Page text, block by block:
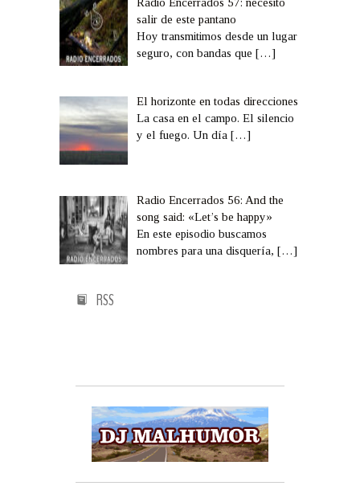
salir de este pantano
Hoy transmitimos desde un lugar
seguro, con bandas que[…]
El horizonte en todas direcciones
La casa en el campo. El silencio
y el fuego. Un día[…]
Radio Encerrados 56: And the
song said: «Let’s be happy»
En este episodio buscamos
nombres para una disquería,[…]
RSS